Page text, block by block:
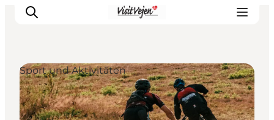
Restaurants
Sport und Aktivitäten